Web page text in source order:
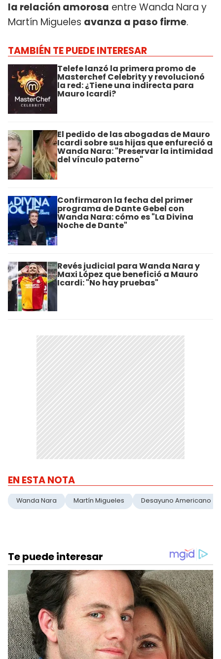
la relación amorosa entre Wanda Nara y
Martín Migueles avanza a paso firme.
TAMBIÉN TE PUEDE INTERESAR
Telefe lanzó la primera promo de
Masterchef Celebrity y revolucionó
la red: ¿Tiene una indirecta para
Mauro Icardi?
El pedido de las abogadas de Mauro
Icardi sobre sus hijas que enfureció a
Wanda Nara: "Preservar la intimidad
del vínculo paterno"
Confirmaron la fecha del primer
programa de Dante Gebel con
Wanda Nara: cómo es "La Divina
Noche de Dante"
Revés judicial para Wanda Nara y
Maxi López que benefició a Mauro
Icardi: "No hay pruebas"
EN ESTA NOTA
Wanda Nara Martín Migueles Desayuno Americano